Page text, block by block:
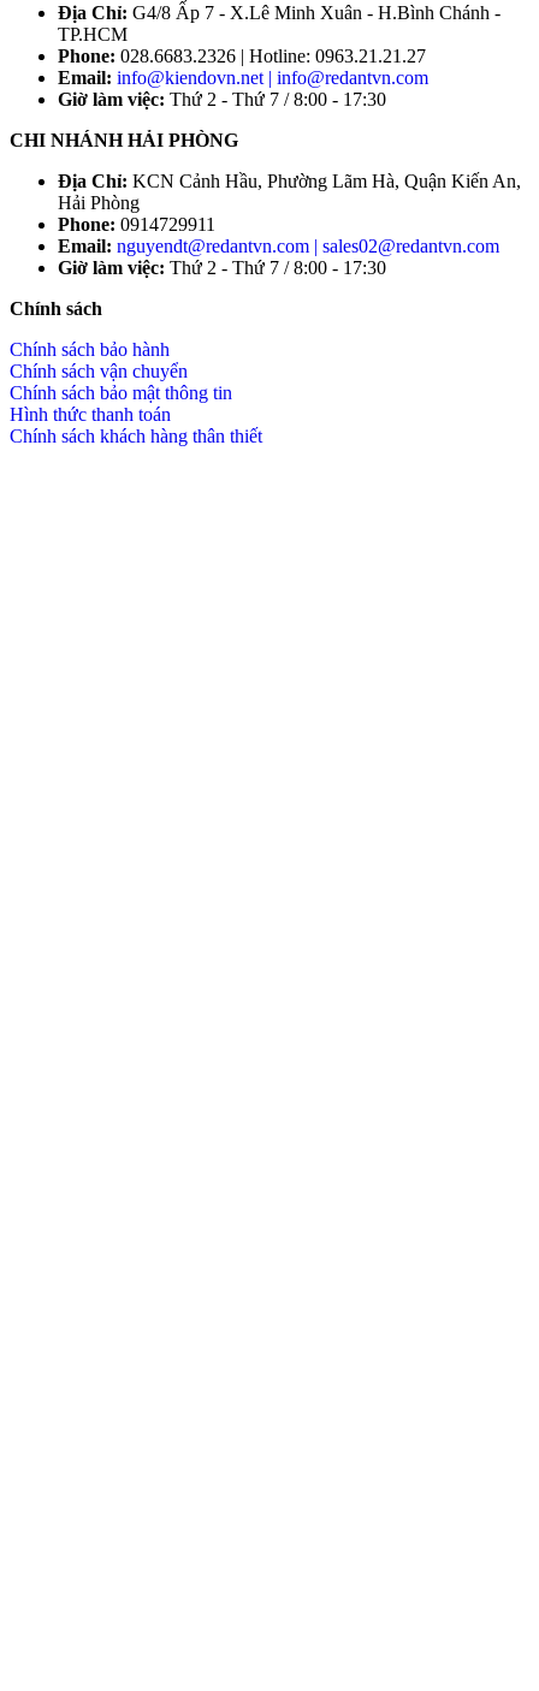
Địa Chỉ: G4/8 Ấp 7 - X.Lê Minh Xuân - H.Bình Chánh -
TP.HCM
Phone: 028.6683.2326 | Hotline: 0963.21.21.27
Email: info@kiendovn.net | info@redantvn.com
Giờ làm việc: Thứ 2 - Thứ 7 / 8:00 - 17:30
CHI NHÁNH HẢI PHÒNG
Địa Chỉ: KCN Cảnh Hầu, Phường Lãm Hà, Quận Kiến An,
Hải Phòng
Phone: 0914729911
Email: nguyendt@redantvn.com | sales02@redantvn.com
Giờ làm việc: Thứ 2 - Thứ 7 / 8:00 - 17:30
Chính sách
Chính sách bảo hành
Chính sách vận chuyển
Chính sách bảo mật thông tin
Hình thức thanh toán
Chính sách khách hàng thân thiết